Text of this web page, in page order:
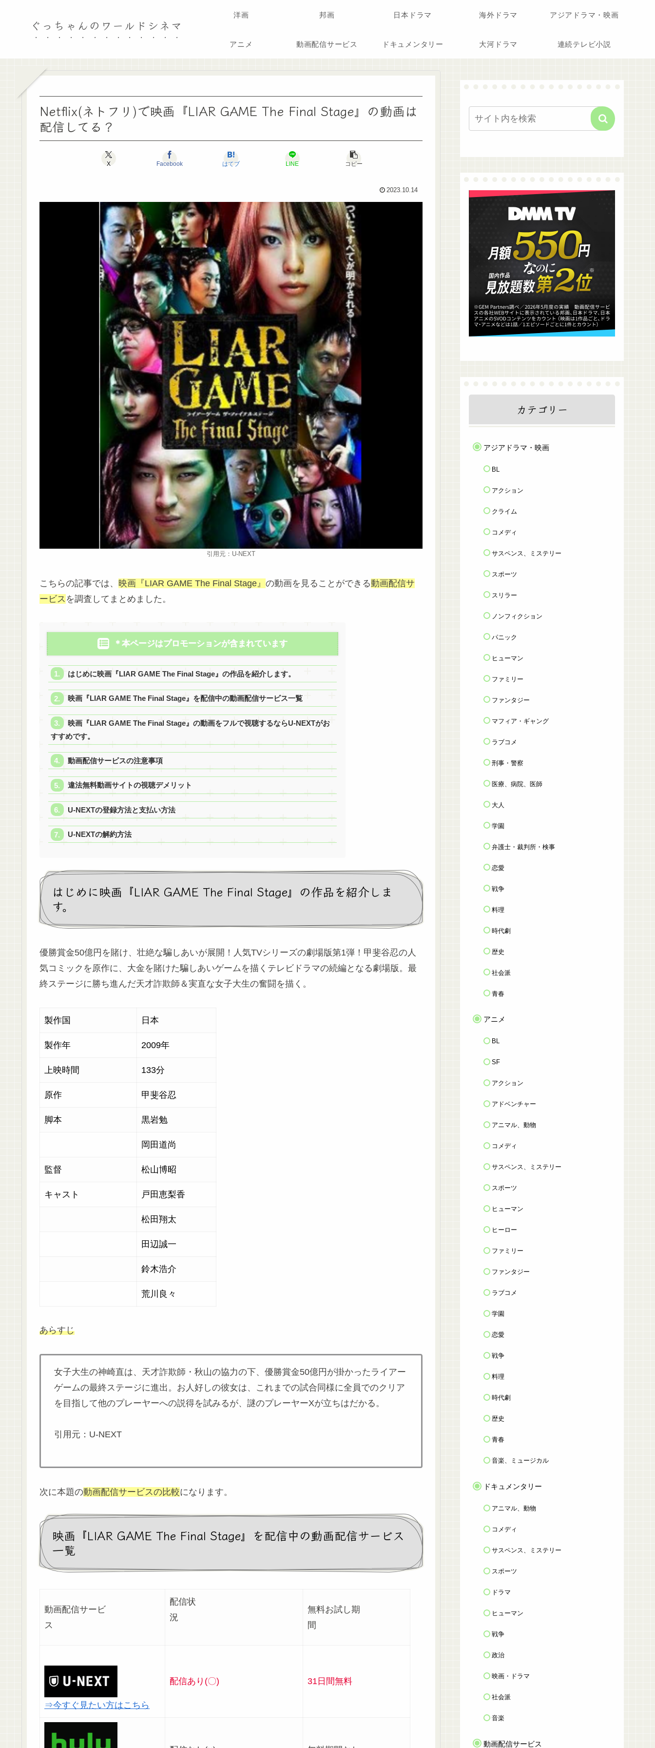
ぐっちゃんのワールドシネマ
洋画 邦画 日本ドラマ 海外ドラマ アジアドラマ・映画
アニメ 動画配信サービス ドキュメンタリー 大河ドラマ 連続テレビ小説
Netflix(ネトフリ)で映画『LIAR GAME The Final Stage』の動画は
配信してる？
X Facebook はてブ LINE コピー
2023.10.14
引用元：U-NEXT
こちらの記事では、 映画『LIAR GAME The Final Stage』 の動画を見ることができる動画配信サ
ービス を調査してまとめました。
＊本ページはプロモーションが含まれています
はじめに映画『LIAR GAME The Final Stage』の作品を紹介します。
映画『LIAR GAME The Final Stage』を配信中の動画配信サービス一覧
映画『LIAR GAME The Final Stage』の動画をフルで視聴するならU-NEXTがお
すすめです。
動画配信サービスの注意事項
違法無料動画サイトの視聴デメリット
U-NEXTの登録方法と支払い方法
U-NEXTの解約方法
はじめに映画『LIAR GAME The Final Stage』の作品を紹介しま
す。
優勝賞金50億円を賭け、壮絶な騙しあいが展開！人気TVシリーズの劇場版第1弾！甲斐谷忍の人
気コミックを原作に、大金を賭けた騙しあいゲームを描くテレビドラマの続編となる劇場版。最
終ステージに勝ち進んだ天才詐欺師＆実直な女子大生の奮闘を描く。
製作国 日本
製作年 2009年
上映時間 133分
原作 甲斐谷忍
脚本 黒岩勉
岡田道尚
監督 松山博昭
キャスト 戸田恵梨香
松田翔太
田辺誠一
鈴木浩介
荒川良々
あらすじ
女子大生の神崎直は、天才詐欺師・秋山の協力の下、優勝賞金50億円が掛かったライアー
ゲームの最終ステージに進出。お人好しの彼女は、これまでの試合同様に全員でのクリア
を目指して他のプレーヤーへの説得を試みるが、謎のプレーヤーXが立ちはだかる。
引用元：U-NEXT
次に本題の動画配信サービスの比較になります。
映画『LIAR GAME The Final Stage』を配信中の動画配信サービス
一覧
動画配信サービ
ス
配信状
況
無料お試し期
間
⇒今すぐ見たい方はこちら
配信あり(〇) 31日間無料
カテゴリー
アジアドラマ・映画
BL
アクション
クライム
コメディ
サスペンス、ミステリー
スポーツ
スリラー
ノンフィクション
パニック
ヒューマン
ファミリー
ファンタジー
マフィア・ギャング
ラブコメ
刑事・警察
医療、病院、医師
大人
学園
弁護士・裁判所・検事
恋愛
戦争
料理
時代劇
歴史
社会派
青春
アニメ
BL
SF
アクション
アドベンチャー
アニマル、動物
コメディ
サスペンス、ミステリー
スポーツ
ヒューマン
ヒーロー
ファミリー
ファンタジー
ラブコメ
学園
恋愛
戦争
料理
時代劇
歴史
青春
音楽、ミュージカル
ドキュメンタリー
アニマル、動物
コメディ
サスペンス、ミステリー
スポーツ
ドラマ
ヒューマン
戦争
政治
映画・ドラマ
社会派
音楽
動画配信サービス